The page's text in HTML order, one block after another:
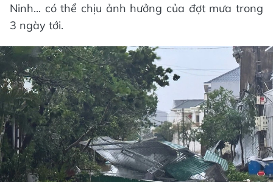
Ninh... có thể chịu ảnh hưởng của đợt mưa trong
3 ngày tới.